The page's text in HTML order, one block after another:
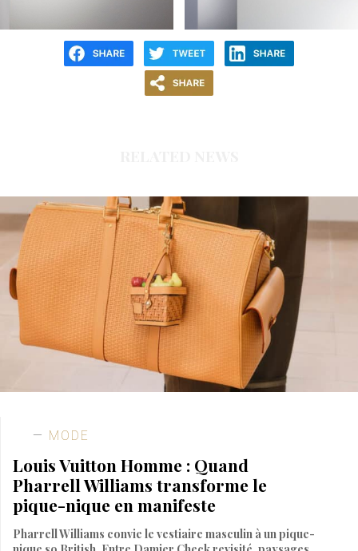
MODE
Louis Vuitton Homme : Quand
Pharrell Williams transforme le
pique-nique en manifeste
Pharrell Williams convie le vestiaire masculin à un pique-